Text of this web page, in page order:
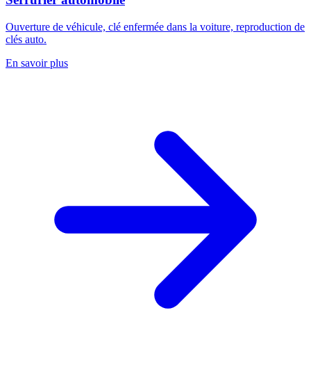
Ouverture de véhicule, clé enfermée dans la voiture, reproduction de
clés auto.
En savoir plus